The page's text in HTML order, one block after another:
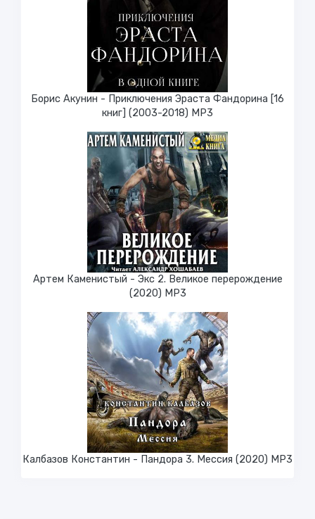
Борис Акунин - Приключения Эраста Фандорина [16
книг] (2003-2018) МР3
Артем Каменистый - Экс 2. Великое перерождение
(2020) МР3
Калбазов Константин - Пандора 3. Мессия (2020) MP3